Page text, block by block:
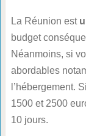
La Réunion est
budget
Néanmoins, si
abordables
l’hébergement.
1500 et 2500
10 jours.